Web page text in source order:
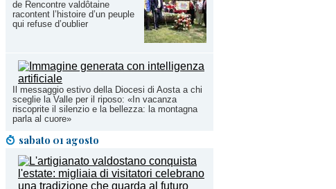
de Rencontre valdôtaine
racontent l’histoire d’un peuple
qui refuse d’oublier
Il messaggio estivo della Diocesi di Aosta a chi
sceglie la Valle per il riposo: «In vacanza
riscoprite il silenzio e la bellezza: la montagna
parla al cuore»
sabato 01 agosto